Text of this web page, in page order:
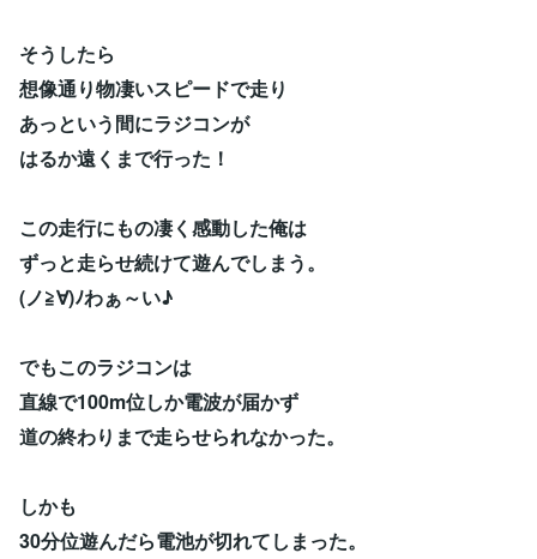
そうしたら
想像通り物凄いスピードで走り
あっという間にラジコンが
はるか遠くまで行った！
この走行にもの凄く感動した俺は
ずっと走らせ続けて遊んでしまう。
(ノ≧∀)ﾉわぁ～い♪
でもこのラジコンは
直線で100m位しか電波が届かず
道の終わりまで走らせられなかった。
しかも
30分位遊んだら電池が切れてしまった。